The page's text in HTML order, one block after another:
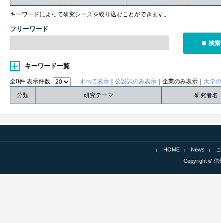
キーワードによって研究シーズを絞り込むことができます。
フリーワード
キーワード一覧
全0件 表示件数 すべて表示 公設試のみ表示 ｜企業のみ表示｜ 大学
分類
研究テーマ 研究者名
HOME News
Copyright © 信